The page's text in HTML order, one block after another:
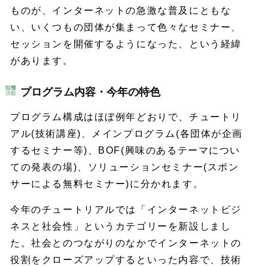
ものが、インターネットの急激な普及にともな
い、いくつもの団体が集まって色々なセミナー、
セッションを開催するようになった、という経緯
があります。
プログラム内容・今年の特色
プログラム構成はほぼ例年どおりで、チュートリ
アル(技術講座)、メインプログラム(各団体が企画
するセミナー等)、BOF(興味のあるテーマについ
ての発表の場)、ソリューションセミナー(スポン
サーによる無料セミナー)に分かれます。
今年のチュートリアルでは「インターネットビジ
ネスと社会性」というカテゴリーを新設しまし
た。社会とのつながりのなかでインターネットの
役割をクローズアップするといった内容で、技術